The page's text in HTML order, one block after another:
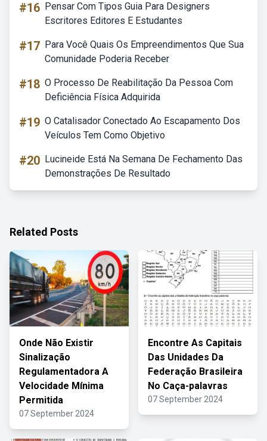
#16 Pensar Com Tipos Guia Para Designers
Escritores Editores E Estudantes
#17 Para Você Quais Os Empreendimentos Que Sua
Comunidade Poderia Receber
#18 O Processo De Reabilitação Da Pessoa Com
Deficiência Física Adquirida
#19 O Catalisador Conectado Ao Escapamento Dos
Veículos Tem Como Objetivo
#20 Lucineide Está Na Semana De Fechamento Das
Demonstrações De Resultado
Related Posts
Onde Não Existir
Sinalização
Regulamentadora A
Velocidade Mínima
Permitida
07 September 2024
Encontre As Capitais
Das Unidades Da
Federação Brasileira
No Caça-palavras
07 September 2024